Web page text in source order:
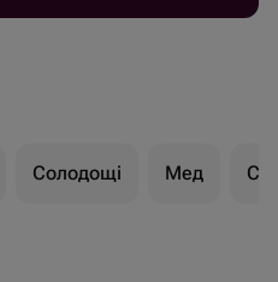
Солодощі Мед